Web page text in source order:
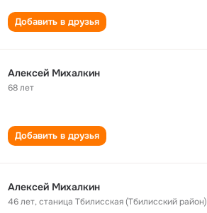
Добавить в друзья
Алексей Михалкин
68 лет
Добавить в друзья
Алексей Михалкин
46 лет,станица Тбилисская (Тбилисский район)